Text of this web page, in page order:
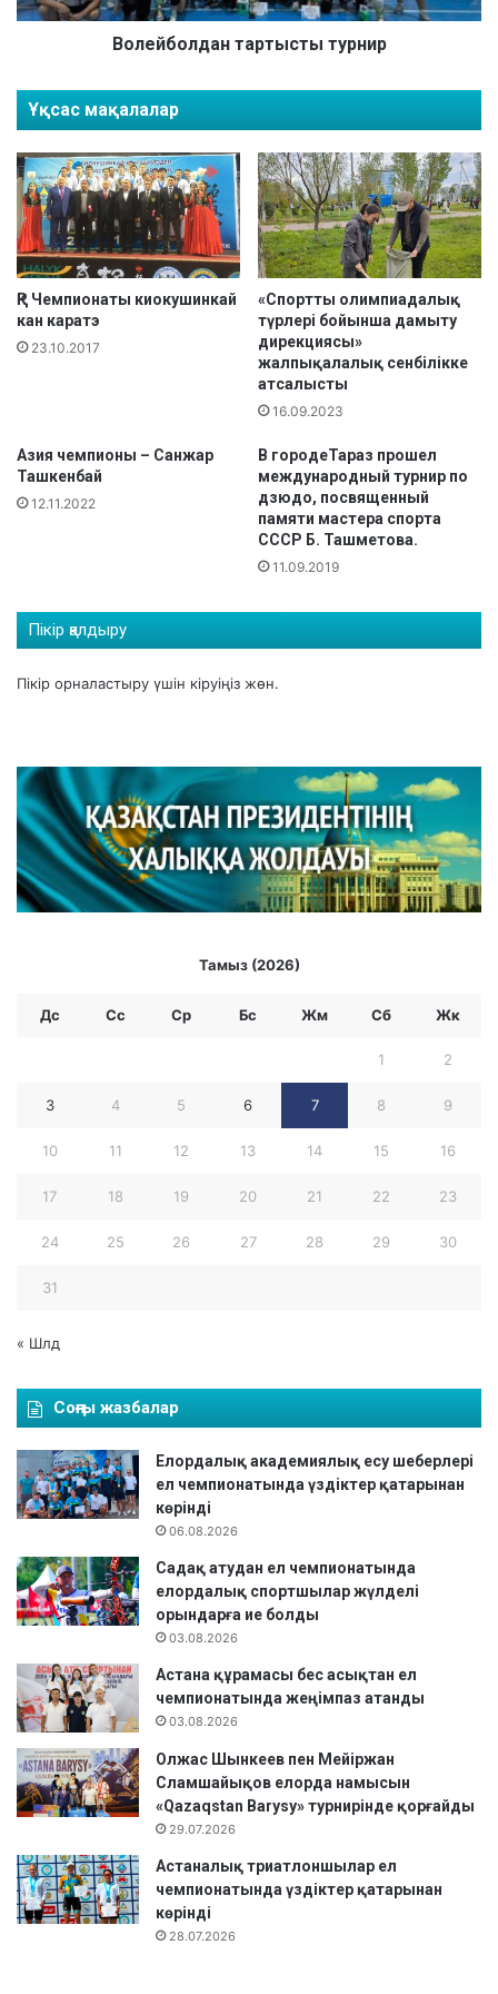
е
а
а
қ
с
т
а
н
ч
е
м
п
т
ы
ө
д
т
р
т
ы
с
т
ы
т
у
р
н
Волейболдан тартысты турнир
Ұқсас мақалалар
ҚР Чемпионаты киокушинкай
кан каратэ
23.10.2017
«Спортты олимпиадалық
түрлері бойынша дамыту
дирекциясы»
жалпықалалық сенбілікке
атсалысты
16.09.2023
Азия чемпионы – Санжар
Ташкенбай
12.11.2022
В городеТараз прошел
международный турнир по
дзюдо, посвященный
памяти мастера спорта
СССР Б. Ташметова.
11.09.2019
Пікір қалдыру
Пікір орналастыру үшін кіруіңіз жөн.
Тамыз (2026)
Дс Сс Ср Бc Жм Сб Жк
1 2
3 4 5 6 7 8 9
10 11 12 13 14 15 16
17 18 19 20 21 22 23
24 25 26 27 28 29 30
31
« Шлд
Соңғы жазбалар
Елордалық академиялық есу шеберлері
ел чемпионатында үздіктер қатарынан
көрінді
06.08.2026
Садақ атудан ел чемпионатында
елордалық спортшылар жүлделі
орындарға ие болды
03.08.2026
Астана құрамасы бес асықтан ел
чемпионатында жеңімпаз атанды
03.08.2026
Олжас Шынкеев пен Мейіржан
Сламшайықов елорда намысын
«Qazaqstan Barysy» турнирінде қорғайды
29.07.2026
Астаналық триатлоншылар ел
чемпионатында үздіктер қатарынан
көрінді
28.07.2026